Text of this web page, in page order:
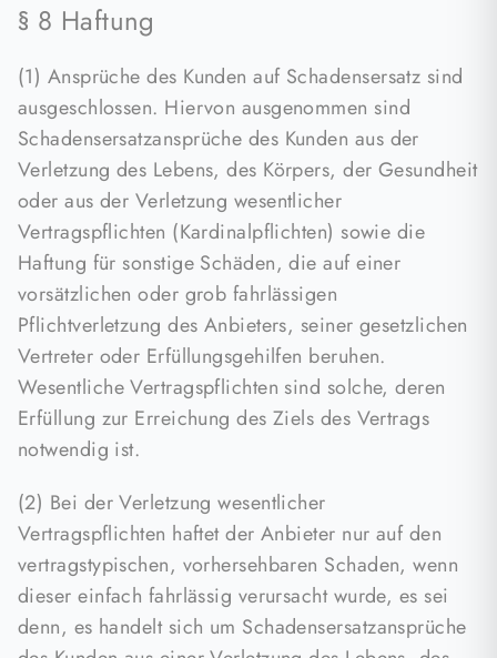
§ 8 Haftung
(1) Ansprüche des Kunden auf Schadensersatz sind
ausgeschlossen. Hiervon ausgenommen sind
Schadensersatzansprüche des Kunden aus der
Verletzung des Lebens, des Körpers, der Gesundheit
oder aus der Verletzung wesentlicher
Vertragspflichten (Kardinalpflichten) sowie die
Haftung für sonstige Schäden, die auf einer
vorsätzlichen oder grob fahrlässigen
Pflichtverletzung des Anbieters, seiner gesetzlichen
Vertreter oder Erfüllungsgehilfen beruhen.
Wesentliche Vertragspflichten sind solche, deren
Erfüllung zur Erreichung des Ziels des Vertrags
notwendig ist.
(2) Bei der Verletzung wesentlicher
Vertragspflichten haftet der Anbieter nur auf den
vertragstypischen, vorhersehbaren Schaden, wenn
dieser einfach fahrlässig verursacht wurde, es sei
denn, es handelt sich um Schadensersatzansprüche